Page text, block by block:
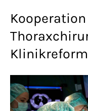
Get in
Cybersteel Inc.
San Francisco,
Klinikreform